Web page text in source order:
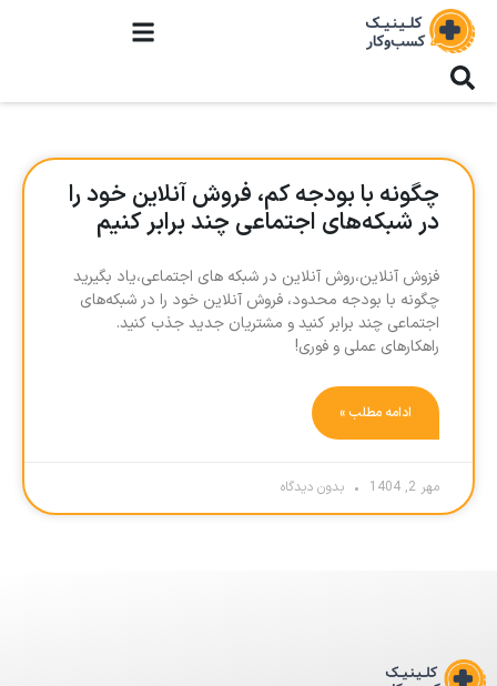
چگونه با بودجه کم، فروش آنلاین خود را
در شبکه‌های اجتماعی چند برابر کنیم
فزوش آنلاین،روش آنلاین در شبکه های اجتماعی،یاد بگیرید
چگونه با بودجه محدود، فروش آنلاین خود را در شبکه‌های
اجتماعی چند برابر کنید و مشتریان جدید جذب کنید.
راهکارهای عملی و فوری!
ادامه مطلب »
مهر 2, 1404 بدون دیدگاه